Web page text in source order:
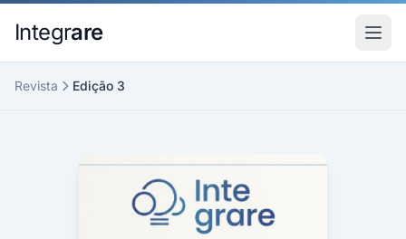
Integrare
Revista Edição 3